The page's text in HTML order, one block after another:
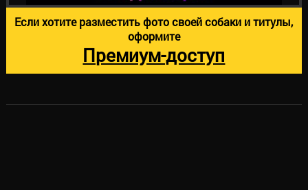
Если хотите разместить фото своей собаки и титулы,
оформите
Премиум-доступ